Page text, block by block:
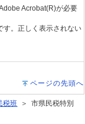
Acrobat(R)が必要
す。正しく表示されない
ページの先頭へ
税班 ＞ 市県民税特別